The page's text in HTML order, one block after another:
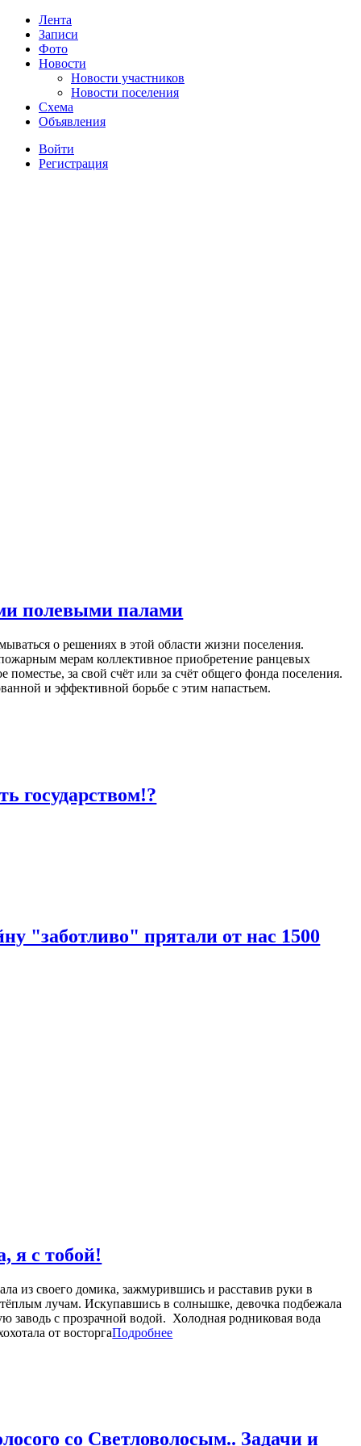
Лента
Записи
Фото
Новости
Новости участников
Новости поселения
Схема
Объявления
Войти
Регистрация
полевыми палами
о решениях в этой области жизни поселения.
мерам коллективное приобретение ранцевых
за свой счёт или за счёт общего фонда поселения.
и эффективной борьбе с этим напастьем.
государством!?
"заботливо" прятали от нас 1500
я с тобой!
из своего домика, зажмурившись и расставив руки в
лучам. Искупавшись в солнышке, девочка подбежала
заводь с прозрачной водой. Холодная родниковая вода
от восторгаПодробнее
со Светловолосым.. Задачи и